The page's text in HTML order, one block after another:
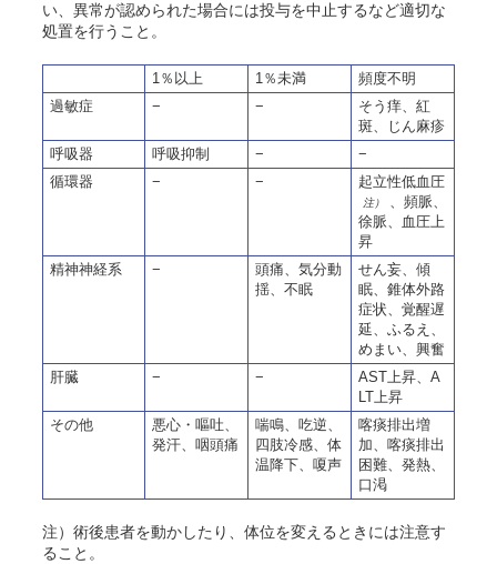
い、異常が認められた場合には投与を中止するなど適切な
処置を行うこと。
1％以上 1％未満
頻度不明
過敏症
− −
そう痒、紅
斑、じん麻疹
呼吸器
呼吸抑制 −
−
循環器
− − 起立性低血圧
注）
、頻脈、
徐脈、血圧上
昇
精神神経系
−
頭痛、気分動
揺、不眠
せん妄、傾
眠、錐体外路
症状、覚醒遅
延、ふるえ、
めまい、興奮
肝臓
− −
AST上昇、A
LT上昇
その他
悪心・嘔吐、
発汗、咽頭痛
喘鳴、吃逆、
四肢冷感、体
温降下、嗄声
喀痰排出増
加、喀痰排出
困難、発熱、
口渇
注）術後患者を動かしたり、体位を変えるときには注意す
ること。